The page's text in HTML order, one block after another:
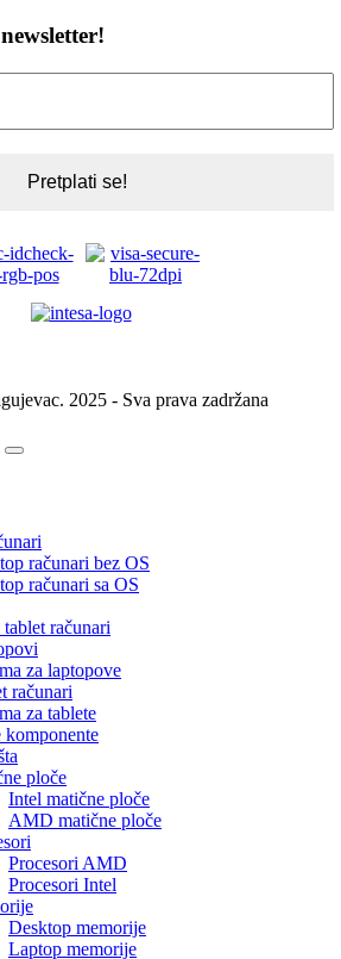
2025 - Sva prava zadržana
računari bez OS
računari sa OS
računari
za laptopove
računari
za tablete
komponente
ploče
Intel matične ploče
AMD matične ploče
Procesori AMD
Procesori Intel
Desktop memorije
Laptop memorije